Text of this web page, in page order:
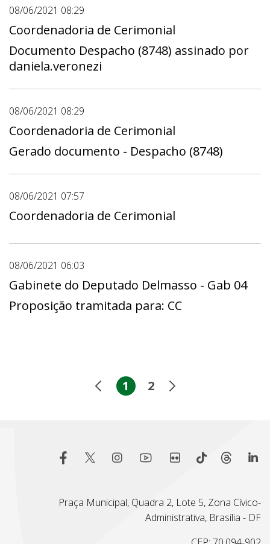
08/06/2021 08:29
Coordenadoria de Cerimonial
Documento Despacho (8748) assinado por
daniela.veronezi
08/06/2021 08:29
Coordenadoria de Cerimonial
Gerado documento - Despacho (8748)
08/06/2021 07:57
Coordenadoria de Cerimonial
08/06/2021 06:03
Gabinete do Deputado Delmasso - Gab 04
Proposição tramitada para: CC
1 2
Praça Municipal, Quadra 2, Lote 5, Zona Cívico-
Administrativa, Brasília - DF